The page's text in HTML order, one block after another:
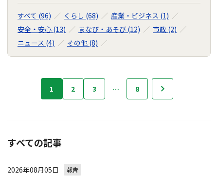
すべて (96) くらし (68)
産業・ビジネス (1)
安全・安心 (13)
まなび・あそび (12)
市政 (2)
ニュース (4)
その他 (8)
ナ
ビ
ー
1 2 3 … 8
すべての記事
2026年08月05日 報告